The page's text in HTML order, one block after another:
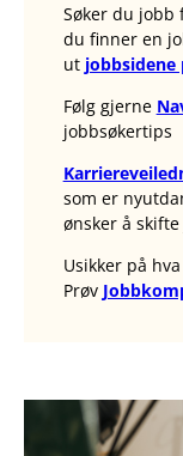
Søker du jobb
du finner en
ut jobbsidene
Følg gjerne
jobbsøkertips
som er
ønsker å
Usikker på
Prøv